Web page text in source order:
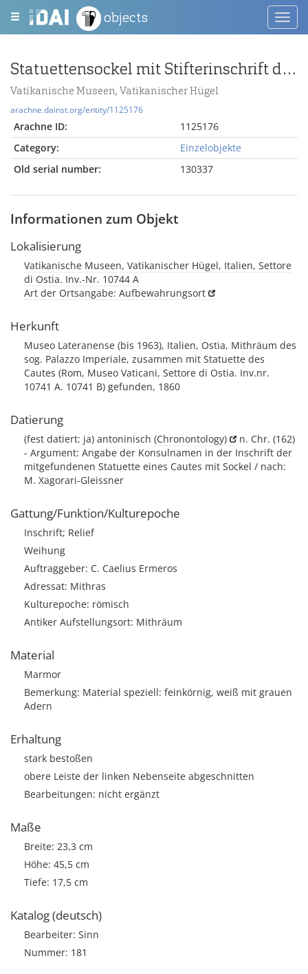
objects
Statuettensockel mit Stifterinschrift des C. Caelius Ermeros
Vatikanische Museen, Vatikanischer Hügel
arachne.dainst.org/entity/1125176
Arachne ID:
1125176
Category:
Einzelobjekte
Old serial number:
130337
Informationen zum Objekt
Lokalisierung
Vatikanische Museen, Vatikanischer Hügel, Italien, Settore
di Ostia. Inv.-Nr. 10744 A
Art der Ortsangabe: Aufbewahrungsort
Herkunft
Museo Lateranense (bis 1963), Italien, Ostia, Mithräum des
sog. Palazzo Imperiale, zusammen mit Statuette des
Cautes (Rom, Museo Vaticani, Settore di Ostia. Inv.nr.
10741 A. 10741 B) gefunden, 1860
Datierung
(fest datiert: ja) antoninisch (Chronontology)
n. Chr. (162)
- Argument: Angabe der Konsulnamen in der Inschrift der
mitgefundenen Statuette eines Cautes mit Sockel / nach:
M. Xagorari-Gleissner
Gattung/Funktion/Kulturepoche
Inschrift; Relief
Weihung
Auftraggeber: C. Caelius Ermeros
Adressat: Mithras
Kulturepoche: römisch
Antiker Aufstellungsort: Mithräum
Material
Marmor
Bemerkung: Material speziell: feinkörnig, weiß mit grauen
Adern
Erhaltung
stark bestoßen
obere Leiste der linken Nebenseite abgeschnitten
Bearbeitungen: nicht ergänzt
Maße
Breite: 23,3 cm
Höhe: 45,5 cm
Tiefe: 17,5 cm
Katalog (deutsch)
Bearbeiter: Sinn
Nummer: 181